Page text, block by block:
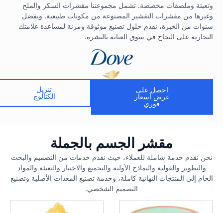
وتعبئة وملصقات مخصصة. تشمل مجموعتنا مقشرات السكر والملح
وغيرها من مقشرات التقشير المصنوعة من مكونات طبيعية. وبفضل
سنوات من الخبرة، نقدم حلول تصنيع موثوقة ومرنة لمساعدة علامتك
التجارية على النجاح في سوق العناية بالبشرة.
احصل على
عرض أسعار
فوري
تنزيل
الكتالوج
مقشر الجسم بالجملة
نحن نقدم خدمة شاملة للعملاء، حيث نقدم خدمات من التصميم والبحث
والتطوير والقولبة والنماذج الأولية والتجميع والاختبار والتعبئة والمواد
الخام إلى المنتجات النهائية كاملة، وخدمة تصنيع المعدات الأصلية وتصنيع
التصميم الشخصي.